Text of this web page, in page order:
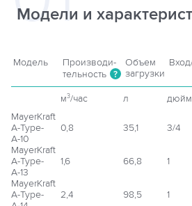
Модели и
Модель Производи- Объем
тельность
? загрузки
м3/час л дюйм
MayerKraft
A-Type-
А-10
0,8 35,1 3/4
MayerKraft
A-Type-
А-13
1,6 66,8 1
MayerKraft
A-Type-
2,4 98,5 1